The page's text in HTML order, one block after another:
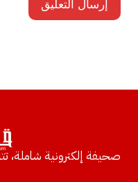
صحيفة إلكترونية شاملة،